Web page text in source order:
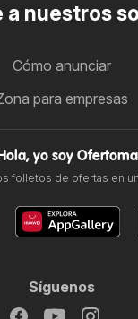
a nuestros
Cómo anunciar
para empresas
yo soy
folletos de ofertas en
Síguenos